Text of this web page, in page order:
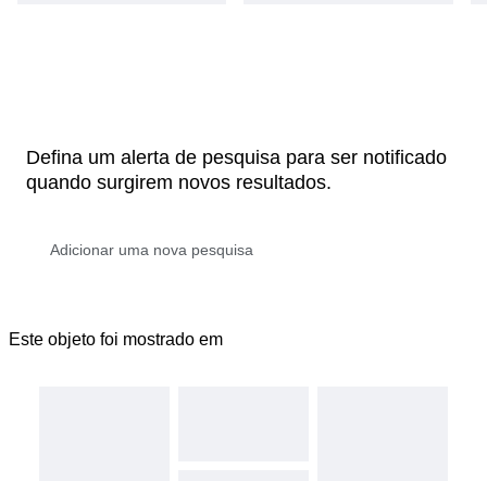
Defina um alerta de pesquisa para ser notificado
quando surgirem novos resultados.
Este objeto foi mostrado em